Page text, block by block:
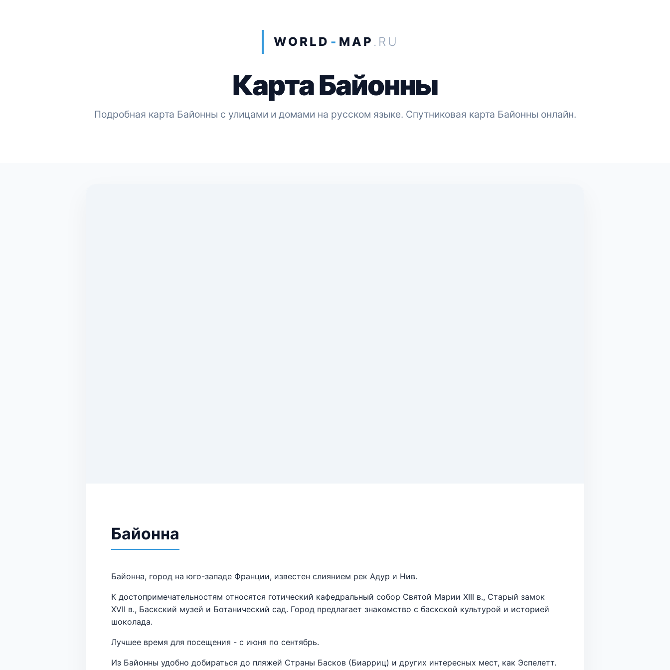
WORLD - MAP .RU
Карта Байонны
Подробная карта Байонны с улицами и домами на русском языке. Спутниковая карта Байонны онлайн.
Байонна
Байонна, город на юго-западе Франции, известен слиянием рек Адур и Нив.
К достопримечательностям относятся готический кафедральный собор Святой Марии XIII в., Старый замок
XVII в., Баскский музей и Ботанический сад. Город предлагает знакомство с баскской культурой и историей
шоколада.
Лучшее время для посещения - с июня по сентябрь.
Из Байонны удобно добираться до пляжей Страны Басков (Биарриц) и других интересных мест, как Эспелетт.